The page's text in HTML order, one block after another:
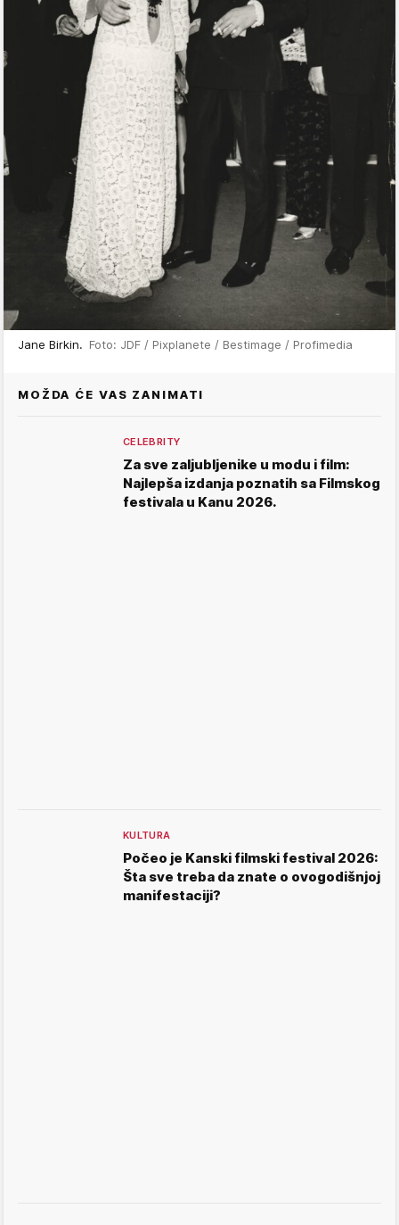
Jane Birkin. Foto: JDF / Pixplanete / Bestimage / Profimedia
MOŽDA ĆE VAS ZANIMATI
CELEBRITY
Za sve zaljubljenike u modu i film:
Najlepša izdanja poznatih sa Filmskog
festivala u Kanu 2026.
KULTURA
Počeo je Kanski filmski festival 2026:
Šta sve treba da znate o ovogodišnjoj
manifestaciji?